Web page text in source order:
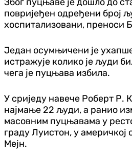
повријеђен одређени број
хоспитализовани, преноси
Један осумњичени је
истражује колико је људи
чега је пуцњава избила.
У сриједу навече Роберт Р.
најмање 22 људи, а ранио
масовним пуцњавама у
граду Луистон, у америчкој
Мејн.